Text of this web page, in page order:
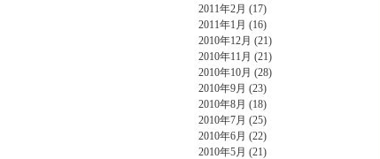
2011年2月 (17)
2011年1月 (16)
2010年12月 (21)
2010年11月 (21)
2010年10月 (28)
2010年9月 (23)
2010年8月 (18)
2010年7月 (25)
2010年6月 (22)
2010年5月 (21)